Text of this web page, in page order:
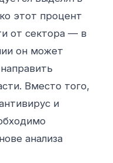
этот процент
от сектора — в
он может
Вместо того,
и
анализа